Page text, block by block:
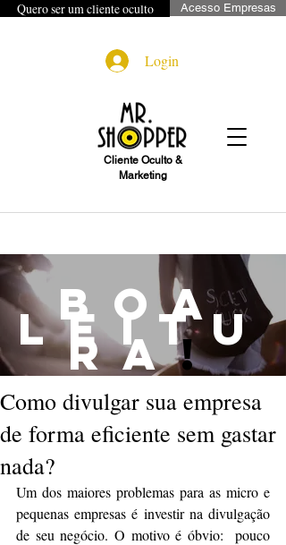
Quero ser um cliente oculto Acesso Empresas
Login
Cliente Oculto &
Marketing
boa
leitu
ra!
Como divulgar sua empresa
de forma eficiente sem gastar
nada?
Um dos maiores problemas para as micro e
pequenas empresas é investir na divulgação
de seu negócio. O motivo é óbvio:  pouco